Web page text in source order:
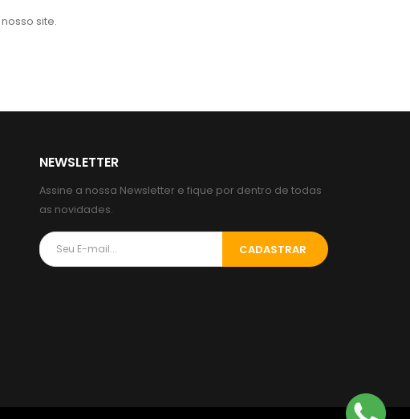
site.
NEWSLETTER
Assine a nossa Newsletter e fique por dentro de todas
as novidades.
CADASTRAR